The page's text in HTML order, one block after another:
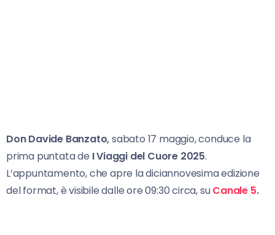
Don Davide Banzato,sabato 17 maggio, conduce la
prima puntata de I Viaggi del Cuore 2025.
L’appuntamento, che apre la diciannovesima edizione
del format, è visibile dalle ore 09:30 circa, suCanale 5.